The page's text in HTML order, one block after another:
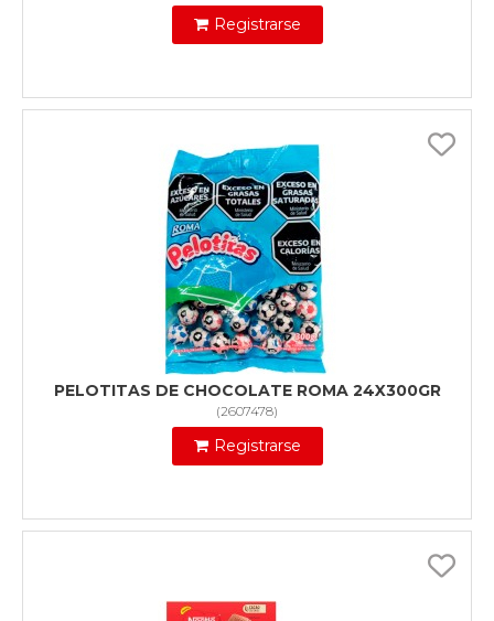
Registrarse
PELOTITAS DE CHOCOLATE ROMA 24X300GR
(2607478)
Registrarse